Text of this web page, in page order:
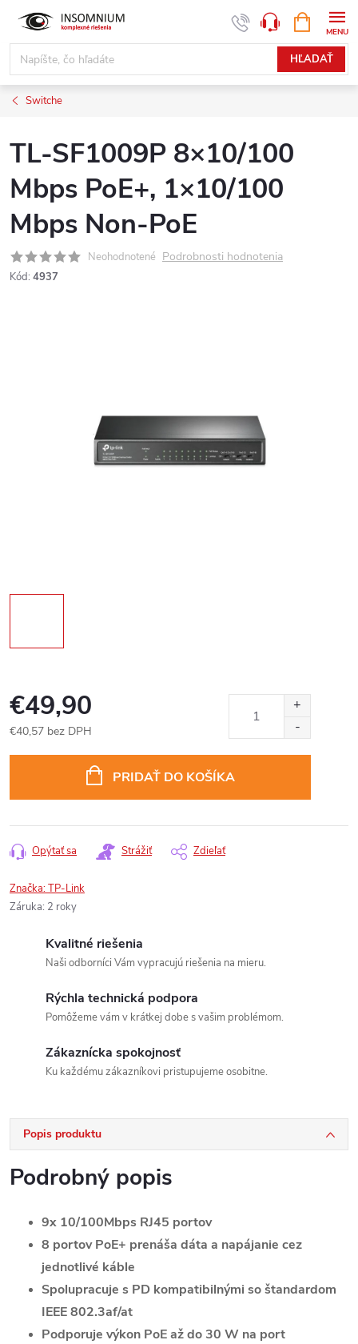
obsah
HĽADAŤ
KOŠÍK
Switche
TL-SF1009P 8×10/100
Mbps PoE+, 1×10/100
Mbps Non-PoE
Neohodnotené Podrobnosti hodnotenia
Kód: 4937
€49,90
€40,57 bez DPH
PRIDAŤ DO KOŠÍKA
Opýtať sa Strážiť Zdieľať
Značka:TP-Link
Záruka: 2 roky
Kvalitné riešenia
Naši odborníci Vám vypracujú riešenia na mieru.
Rýchla technická podpora
Pomôžeme vám v krátkej dobe s vašim problémom.
Zákaznícka spokojnosť
Ku každému zákazníkovi pristupujeme osobitne.
Popis produktu
Podrobný popis
9x 10/100Mbps RJ45 portov
8 portov PoE+ prenáša dáta a napájanie cez
jednotlivé káble
Spolupracuje s PD kompatibilnými so štandardom
IEEE 802.3af/at
Podporuje výkon PoE až do 30 W na port
www.insomnium.sk - Chat